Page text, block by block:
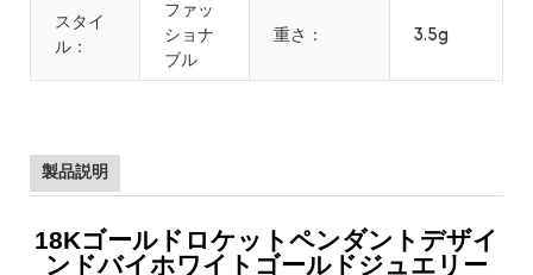
スタイ
ル：
ファッ
ショナ
ブル
重さ： 3.5g
製品説明
18Kゴールドロケットペンダントデザイ
ンドバイホワイトゴールドジュエリー